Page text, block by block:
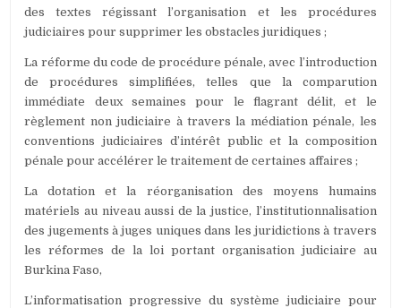
des textes régissant l’organisation et les procédures
judiciaires pour supprimer les obstacles juridiques ;
La réforme du code de procédure pénale, avec l’introduction
de procédures simplifiées, telles que la comparution
immédiate deux semaines pour le flagrant délit, et le
règlement non judiciaire à travers la médiation pénale, les
conventions judiciaires d’intérêt public et la composition
pénale pour accélérer le traitement de certaines affaires ;
La dotation et la réorganisation des moyens humains
matériels au niveau aussi de la justice, l’institutionnalisation
des jugements à juges uniques dans les juridictions à travers
les réformes de la loi portant organisation judiciaire au
Burkina Faso,
L’informatisation progressive du système judiciaire pour